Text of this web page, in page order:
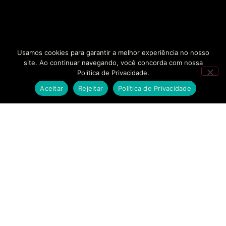
Usamos cookies para garantir a melhor experiência no nosso
site. Ao continuar navegando, você concorda com nossa
Política de Privacidade.
Aceitar
Rejeitar Política de Privacidade